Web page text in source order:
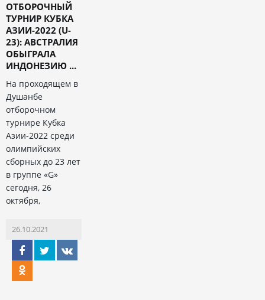
ОТБОРОЧНЫЙ
ТУРНИР КУБКА
АЗИИ-2022 (U-
23): АВСТРАЛИЯ
ОБЫГРАЛА
ИНДОНЕЗИЮ ...
На проходящем в
Душанбе
отборочном
турнире Кубка
Азии-2022 среди
олимпийских
сборных до 23 лет
в группе «G»
сегодня, 26
октября,
26.10.2021